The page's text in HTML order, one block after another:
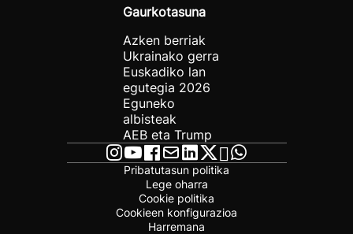
Gaurkotasuna
Azken berriak
Ukrainako gerra
Euskadiko lan
egutegia 2026
Eguneko
albisteak
AEB eta Trump
Pribatutasun politika
Lege oharra
Cookie politika
Cookieen konfigurazioa
Harremana